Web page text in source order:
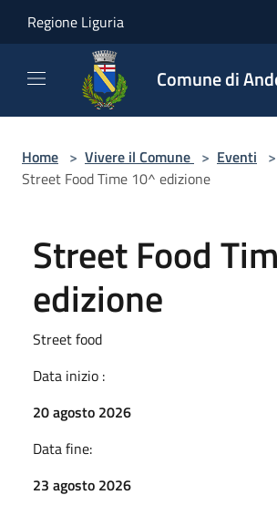
Regione Liguria
Comune di
Home > Vivere il Comune > Eventi >
Street Food Time 10^ edizione
Street Food
edizione
Street food
Data inizio :
20 agosto 2026
Data fine:
23 agosto 2026